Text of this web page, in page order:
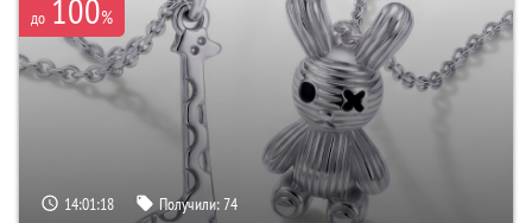
до 100%
14:01:17 Получили:74